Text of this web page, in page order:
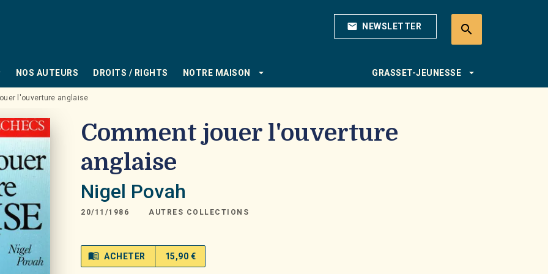
mail NEWSLETTER search
NOS AUTEURS DROITS / RIGHTS NOTRE MAISON arrow_drop_down GRASSET-JEUNESSE arrow_drop_down
l'ouverture anglaise
Comment jouer l'ouverture
anglaise
Nigel Povah
20/11/1986 AUTRES COLLECTIONS
menu_book ACHETER 15,90 €